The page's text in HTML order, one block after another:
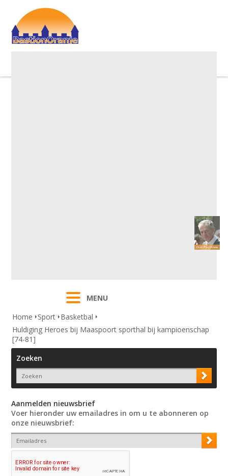
MENU
Home
Sport Basketbal
Huldiging Heroes bij Maaspoort sporthal bij kampioenschap
[74-81]
Zoeken
Aanmelden nieuwsbrief
Voer hieronder uw emailadres in om u te abonneren op
onze nieuwsbrief: